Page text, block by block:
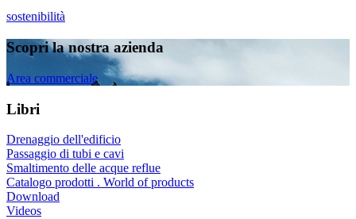
sostenibilità
Scopri la nostra azienda
Area commerciale
Libri
Drenaggio dell'edificio
Passaggio di tubi e cavi
Smaltimento delle acque reflue
Catalogo prodotti . World of products
Download
Videos